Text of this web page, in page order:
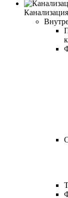
Канализация